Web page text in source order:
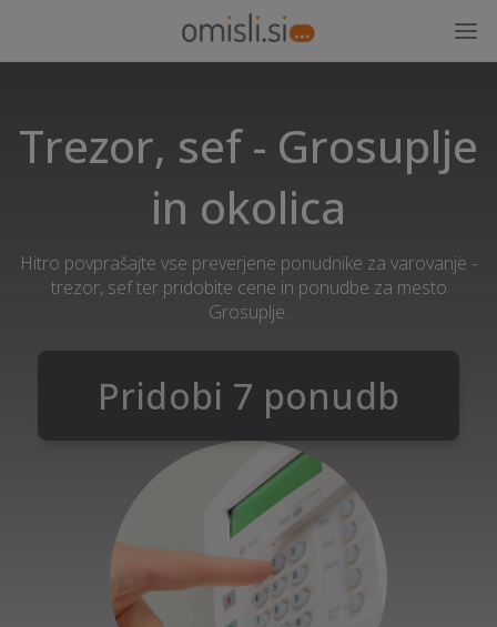
Trezor, sef - Grosuplje
in okolica
Hitro povprašajte vse preverjene ponudnike za varovanje -
trezor, sef ter pridobite cene in ponudbe za mesto
Grosuplje.
Pridobi 7 ponudb